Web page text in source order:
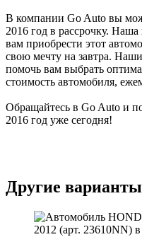
В компании Go Auto вы
2016 год в рассрочку.
вам приобрести этот
свою мечту на завтра.
помочь вам выбрать
стоимость автомобиля,
Обращайтесь в Go Auto и
2016 год уже сегодня!
Другие варианты